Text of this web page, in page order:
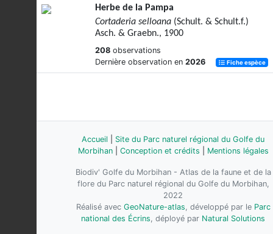
Herbe de la Pampa
Cortaderia selloana (Schult. & Schult.f.)
Asch. & Graebn., 1900
208 observations
Dernière observation en 2026 Fiche espèce
Accueil
Site du Parc naturel régional du Golfe du
Morbihan| Conception et crédits Mentions légales
Biodiv' Golfe du Morbihan - Atlas de la faune et de la
flore du Parc naturel régional du Golfe du Morbihan,
2022
Réalisé avec GeoNature-atlas, développé par le Parc
national des Écrins, déployé par Natural Solutions